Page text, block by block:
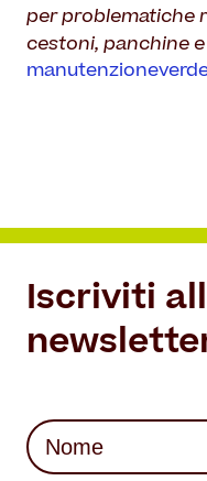
per problematiche
cestoni, panchine
Iscriviti
Nome
(Required)